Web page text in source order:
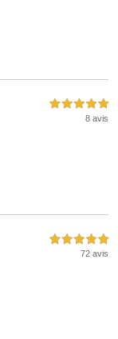
5,0 étoiles sur 5
8 avis
5,0 étoiles sur 5
72 avis